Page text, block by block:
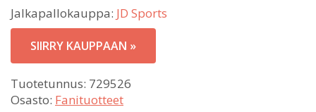
Jalkapallokauppa: JD Sports
SIIRRY KAUPPAAN »
Tuotetunnus: 729526
Osasto: Fanituotteet